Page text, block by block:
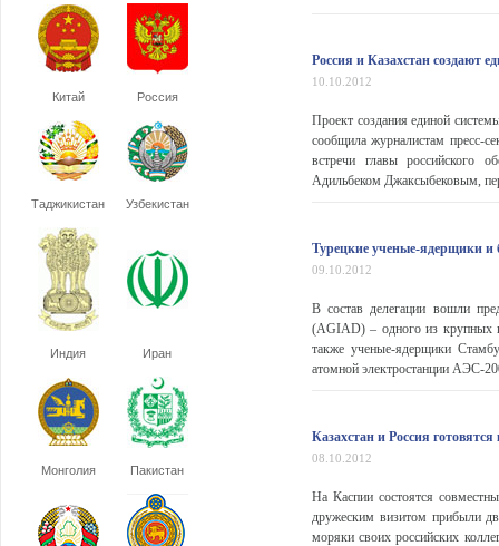
Китай Россия
Таджикистан Узбекистан
Индия Иран
Монголия Пакистан
Россия и Казахстан создают
10.10.2012
Проект создания единой
сообщила журналистам пресс-
встречи главы российского
Адильбеком Джаксыбековым,
Турецкие ученые-ядерщики
09.10.2012
В состав делегации вошли
(AGIAD) – одного из крупных
также ученые-ядерщики
атомной электростанции АЭС-
Казахстан и Россия
08.10.2012
На Каспии состоятся
дружеским визитом прибыли
моряки своих российских